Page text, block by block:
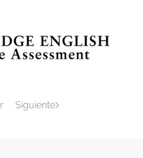
Siguiente